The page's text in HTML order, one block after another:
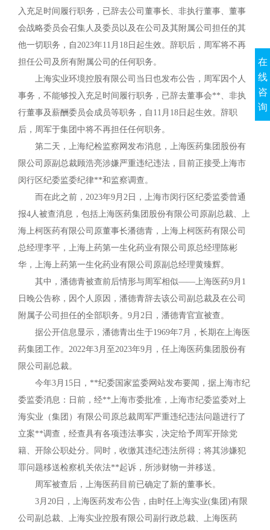
入充足时间履行职务，已辞去公司董事长、非执行董事、董事
会战略委员会召集人及委员以及在公司及其附属公司担任的其
他一切职务，自2023年11月18日起生效。辞职后，周军将不再
担任公司及所有附属公司的任何职务。
上海实业环境控股有限公司当日也发布公告，周军因个人
事务，不能够投入充足时间履行职务，已辞去董事会**、非执
行董事及薪酬委员会成员等职务，自11月18日起生效。辞职
后，周军于集团中将不再担任任何职务。
第二天，上海纪检监察网发布消息，上海医药集团股份有
限公司原副总裁顾浩亮涉嫌严重违纪违法，目前正接受上海市
闵行区纪委监委纪律**和监察调查。
而在此之前，2023年9月2日，上海市闵行区纪委监委曾通
报4人被查消息，包括上海医药集团股份有限公司原副总裁、上
海上柯医药有限公司原董事长潘德青，上海上柯医药有限公司
总经理李平，上海上药第一生化药业有限公司原总经理陈彬
华，上海上药第一生化药业有限公司原副总经理黄臻辉。
其中，潘德青被查前后情形与周军相似——上海医药9月1
日晚公告称，因个人原因，潘德青辞去该公司副总裁及在公司
附属子公司担任的全部职务。9月2日，潘德青官宣被查。
据公开信息显示，潘德青出生于1969年7月，长期在上海医
药集团工作。2022年3月至2023年9月，任上海医药集团股份有
限公司副总裁。
今年3月15日，**纪委国家监委网站发布要闻，据上海市纪
委监委消息：日前，经**上海市委批准，上海市纪委监委对上
海实业（集团）有限公司原总裁周军严重违纪违法问题进行了
立案**调查，经查具有各项违法事实，决定给予周军开除党
籍、开除公职处分。同时，收缴其违纪违法所得；将其涉嫌犯
罪问题移送检察机关依法**起诉，所涉财物一并移送。
周军被查后，上海医药目前已确定了新的董事长。
3月20日，上海医药发布公告，由时任上海实业(集团)有限
公司副总裁、上海实业控股有限公司副行政总裁、上海医药
在
线
咨
询